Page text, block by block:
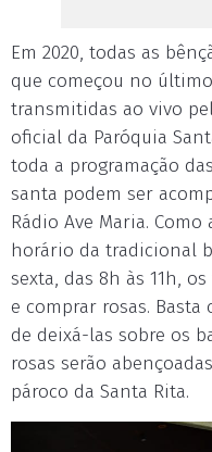
Em 2020, todas as
que começou no
transmitidas ao vivo
oficial da Paróquia
toda a programação
santa podem ser
Rádio Ave Maria.
horário da tradicional
sexta, das 8h às 11h,
e comprar rosas. Basta
de deixá-las sobre os
rosas serão
pároco da Santa Rita.